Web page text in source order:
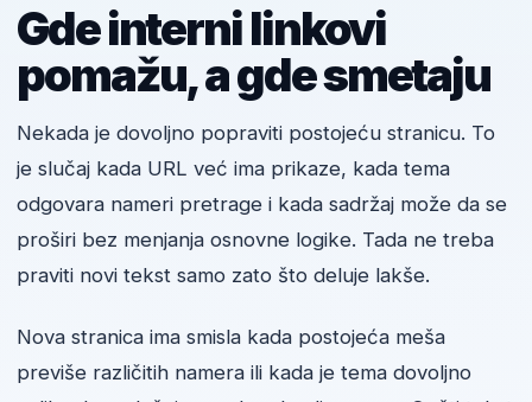
Gde interni linkovi
pomažu, a gde smetaju
Nekada je dovoljno popraviti postojeću stranicu. To
je slučaj kada URL već ima prikaze, kada tema
odgovara nameri pretrage i kada sadržaj može da se
proširi bez menjanja osnovne logike. Tada ne treba
praviti novi tekst samo zato što deluje lakše.
Nova stranica ima smisla kada postojeća meša
previše različitih namera ili kada je tema dovoljno